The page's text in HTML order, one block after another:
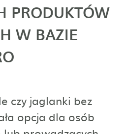
PRODUKTÓW
W BAZIE
czy jaglanki bez
opcja dla osób